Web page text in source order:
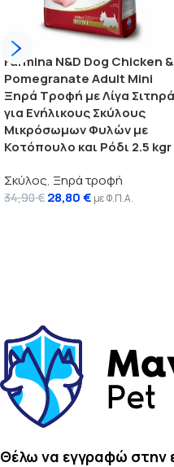
Farmina N&D Dog Chicken &
Pomegranate Adult Mini
Ξηρά Τροφή με Λίγα Σιτηρά
για Ενήλικους Σκύλους
Μικρόσωμων Φυλών με
Κοτόπουλο και Ρόδι 2.5 kgr
Σκύλος, Ξηρά τροφή
34,90€ 28,80€ με Φ.Π.Α.
Θέλω να εγγραφώ στην